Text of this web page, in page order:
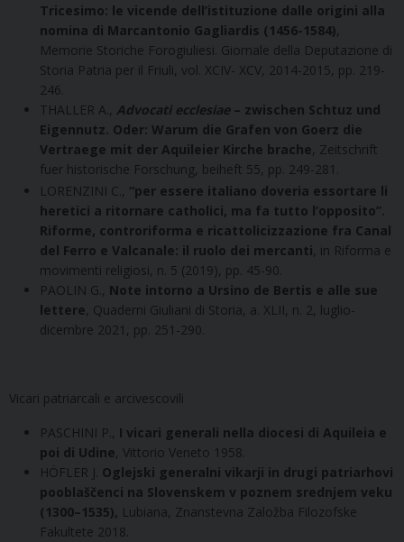
Tricesimo: le vicende dell’istituzione dalle origini alla
nomina di Marcantonio Gagliardis (1456-1584)
Memorie Storiche Forogiuliesi. Giornale della Deputazione di
Storia Patria per il Friuli, vol. XCIV- XCV, 2014-2015, pp. 219-
246.
THALLER A., Advocati ecclesiae– zwischen Schtuz und
Eigennutz. Oder: Warum die Grafen von Goerz die
Vertraege mit der Aquileier Kirche brache , Zeitschrift
fuer historische Forschung, beiheft 55, pp. 249-281.
LORENZINI C., “per essere italiano doveria essortare li
heretici a ritornare catholici, ma fa tutto l’opposito”.
Riforme, controriforma e ricattolicizzazione fra Canal
del Ferro e Valcanale: il ruolo dei mercanti , in Riforma e
movimenti religiosi, n. 5 (2019), pp. 45-90.
PAOLIN G.,
Note intorno a Ursino de Bertis e alle sue
lettere , Quaderni Giuliani di Storia, a. XLII, n. 2, luglio-
dicembre 2021, pp. 251-290.
Vicari patriarcali e arcivescovili
PASCHINI P., I vicari generali nella diocesi di Aquileia e
poi di Udine , Vittorio Veneto 1958.
HÖFLER J. Oglejski generalni vikarji in drugi patriarhovi
pooblaščenci na Slovenskem v poznem srednjem veku
(1300–1535), Lubiana, Znanstevna Založba Filozofske
Fakultete 2018.